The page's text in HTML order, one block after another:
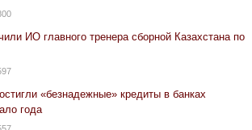
ИО главного тренера сборной Казахстана по
«безнадежные» кредиты в банках
года